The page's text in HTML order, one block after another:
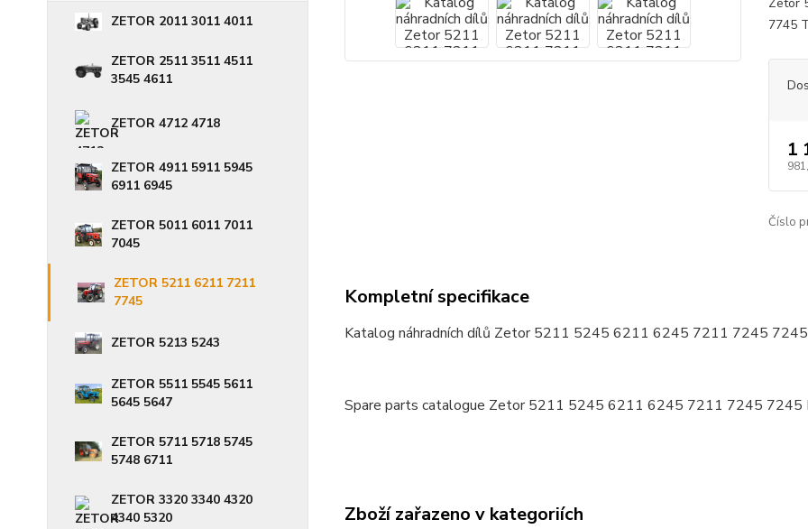
ZETOR 2011 3011 4011
ZETOR 2511 3511 4511
3545 4611
ZETOR 4712 4718
ZETOR 4911 5911 5945
6911 6945
ZETOR 5011 6011 7011
7045
ZETOR 5211 6211 7211
7745
ZETOR 5213 5243
ZETOR 5511 5545 5611
5645 5647
ZETOR 5711 5718 5745
5748 6711
ZETOR 3320 3340 4320
4340 5320
7745
1
Číslo
Kompletní specifikace
Katalog náhradních dílů Zetor 5211 5245 6211 6245 7211 7245
Spare parts catalogue Zetor 5211 5245 6211 6245 7211 7245
Zboží zařazeno v kategoriích